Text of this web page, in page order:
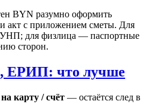
BYN разумно оформить
акт с приложением сметы. Для
для физлица — паспортные
сторон.
ЕРИП: что лучше
карту / счёт — остаётся след в